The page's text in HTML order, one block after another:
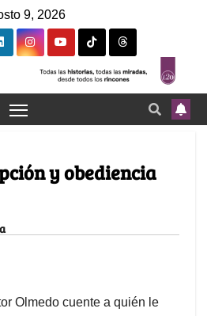
9, 2026
y obediencia
Olmedo cuente a quién le